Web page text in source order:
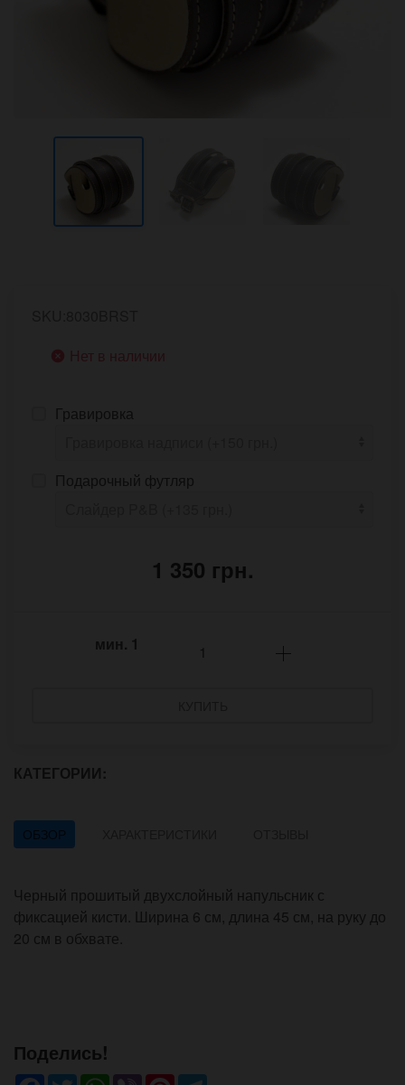
Нет в наличии
Гравировка
Подарочный футляр
1 350 грн.
мин. 1
КАТЕГОРИИ:
ОБЗОР
Черный прошитый двухслойный напульсник с
фиксацией кисти. Ширина 6 см, длина 45 см, на руку до
20 см в обхвате.
Поделись!